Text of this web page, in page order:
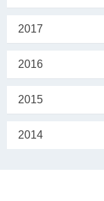
2017
2016
2015
2014